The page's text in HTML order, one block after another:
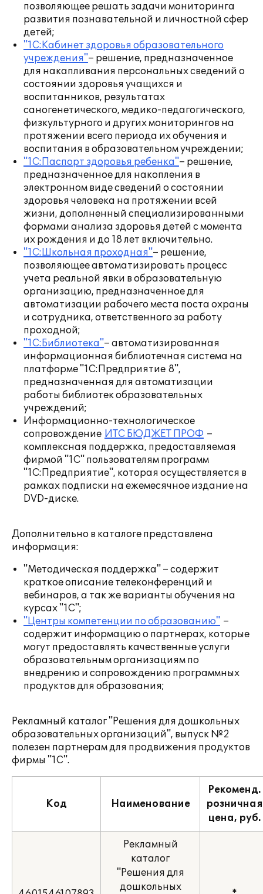
позволяющее решать задачи мониторинга
развития познавательной и личностной сфер
детей;
"1С:Кабинет здоровья образовательного
учреждения"– решение, предназначенное
для накапливания персональных сведений о
состоянии здоровья учащихся и
воспитанников, результатах
саногенетического, медико-педагогического,
физкультурного и других мониторингов на
протяжении всего периода их обучения и
воспитания в образовательном учреждении;
"1С:Паспорт здоровья ребенка"– решение,
предназначенное для накопления в
электронном виде сведений о состоянии
здоровья человека на протяжении всей
жизни, дополненный специализированными
формами анализа здоровья детей с момента
их рождения и до 18 лет включительно.
"1С:Школьная проходная"– решение,
позволяющее автоматизировать процесс
учета реальной явки в образовательную
организацию, предназначенное для
автоматизации рабочего места поста охраны
и сотрудника, ответственного за работу
проходной;
"1С:Библиотека"– автоматизированная
информационная библиотечная система на
платформе "1С:Предприятие 8",
предназначенная для автоматизации
работы библиотек образовательных
учреждений;
Информационно-технологическое
сопровождение ИТС БЮДЖЕТ ПРОФ –
комплексная поддержка, предоставляемая
фирмой "1С" пользователям программ
"1С:Предприятие", которая осуществляется в
рамках подписки на ежемесячное издание на
DVD-диске.
Дополнительно в каталоге представлена
информация:
"Методическая поддержка" – содержит
краткое описание телеконференций и
вебинаров, а так же варианты обучения на
курсах "1С";
"Центры компетенции по образованию" –
содержит информацию о партнерах, которые
могут предоставлять качественные услуги
образовательным организациям по
внедрению и сопровождению программных
продуктов для образования;
Рекламный каталог "Решения для дошкольных
образовательных организаций", выпуск №2
полезен партнерам для продвижения продуктов
фирмы "1С".
Код Наименование
Рекоменд.
розничная
цена, руб.
Рекламный
каталог
"Решения для
дошкольных